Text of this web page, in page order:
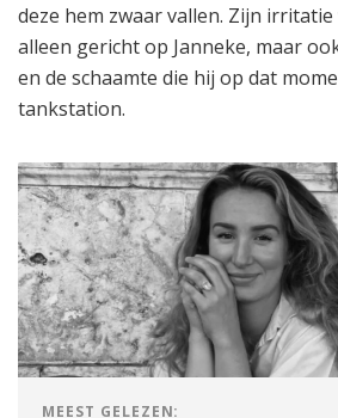
deze hem zwaar vallen. Zijn
alleen gericht op Janneke, maar
en de schaamte die hij op dat
tankstation.
MEEST GELEZEN: